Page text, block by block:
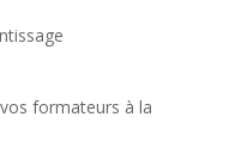
formateurs à la